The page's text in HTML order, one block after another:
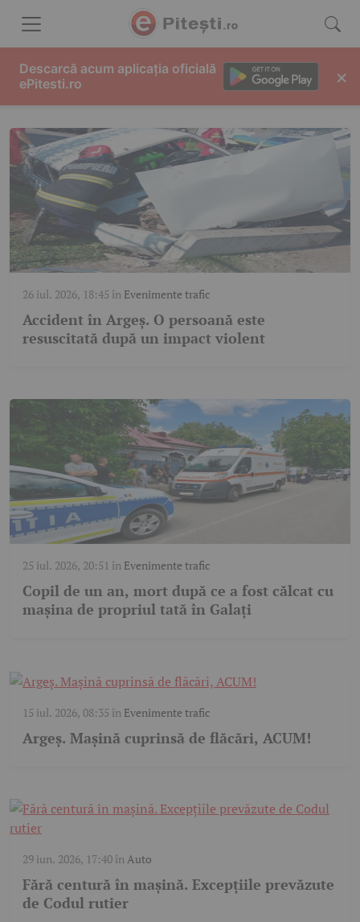
MASINA
26 iul. 2026, 18:45 în Evenimente trafic
Accident în Argeș. O persoană este
resuscitată după un impact violent
25 iul. 2026, 20:51 în Evenimente trafic
Copil de un an, mort după ce a fost călcat cu
mașina de propriul tată în Galați
15 iul. 2026, 08:35 în Evenimente trafic
Argeș. Mașină cuprinsă de flăcări, ACUM!
29 iun. 2026, 17:40 înAuto
Fără centură în mașină. Excepțiile prevăzute
de Codul rutier
Descarcă acum aplicația oficială
ePitesti.ro
×